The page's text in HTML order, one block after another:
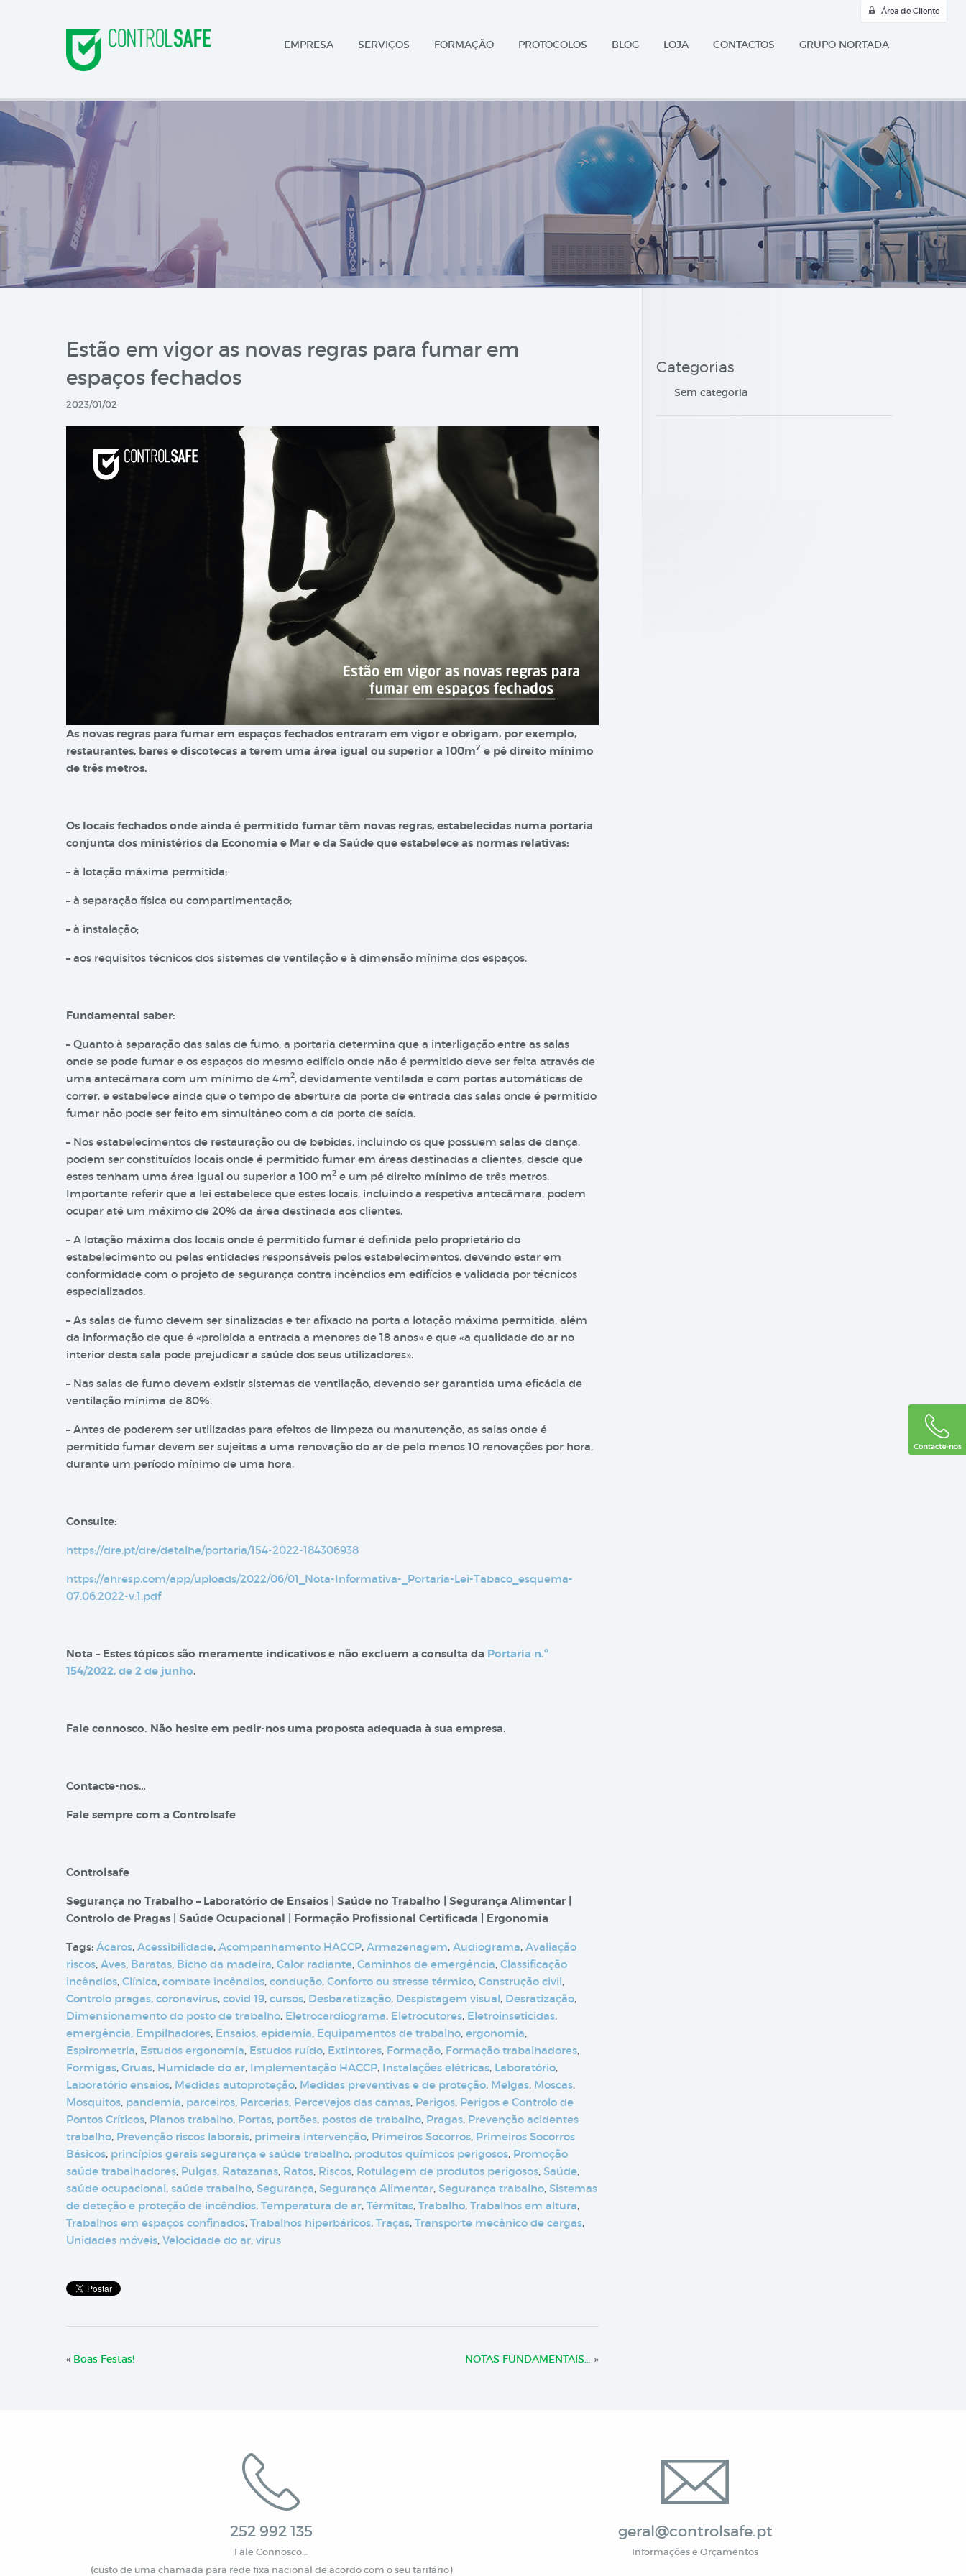
Área de Cliente
EMPRESA SERVIÇOS FORMAÇÃO PROTOCOLOS BLOG LOJA CONTACTOS GRUPO NORTADA
Estão em vigor as novas regras para fumar em
espaços fechados
2023/01/02
As novas regras para fumar em espaços fechados entraram em vigor e obrigam, por exemplo,
restaurantes, bares e discotecas a terem uma área igual ou superior a 100m2 e pé direito mínimo
de três metros.
Os locais fechados onde ainda é permitido fumar têm novas regras, estabelecidas numa portaria
conjunta dos ministérios da Economia e Mar e da Saúde que estabelece as normas relativas:
– à lotação máxima permitida;
– à separação física ou compartimentação;
– à instalação;
– aos requisitos técnicos dos sistemas de ventilação e à dimensão mínima dos espaços.
Fundamental saber:
– Quanto à separação das salas de fumo, a portaria determina que a interligação entre as salas
onde se pode fumar e os espaços do mesmo edifício onde não é permitido deve ser feita através de
uma antecâmara com um mínimo de 4m2, devidamente ventilada e com portas automáticas de
correr, e estabelece ainda que o tempo de abertura da porta de entrada das salas onde é permitido
fumar não pode ser feito em simultâneo com a da porta de saída.
– Nos estabelecimentos de restauração ou de bebidas, incluindo os que possuem salas de dança,
podem ser constituídos locais onde é permitido fumar em áreas destinadas a clientes, desde que
estes tenham uma área igual ou superior a 100 m2 e um pé direito mínimo de três metros.
Importante referir que a lei estabelece que estes locais, incluindo a respetiva antecâmara, podem
ocupar até um máximo de 20% da área destinada aos clientes.
– A lotação máxima dos locais onde é permitido fumar é definida pelo proprietário do
estabelecimento ou pelas entidades responsáveis pelos estabelecimentos, devendo estar em
conformidade com o projeto de segurança contra incêndios em edifícios e validada por técnicos
especializados.
– As salas de fumo devem ser sinalizadas e ter afixado na porta a lotação máxima permitida, além
da informação de que é «proibida a entrada a menores de 18 anos» e que «a qualidade do ar no
interior desta sala pode prejudicar a saúde dos seus utilizadores».
– Nas salas de fumo devem existir sistemas de ventilação, devendo ser garantida uma eficácia de
ventilação mínima de 80%.
– Antes de poderem ser utilizadas para efeitos de limpeza ou manutenção, as salas onde é
permitido fumar devem ser sujeitas a uma renovação do ar de pelo menos 10 renovações por hora,
durante um período mínimo de uma hora.
Consulte:
https://dre.pt/dre/detalhe/portaria/154-2022-184306938
https://ahresp.com/app/uploads/2022/06/01_Nota-Informativa-_Portaria-Lei-Tabaco_esquema-
07.06.2022-v.1.pdf
Nota – Estes tópicos são meramente indicativos e não excluem a consulta da Portaria n.º
154/2022, de 2 de junho.
Fale connosco. Não hesite em pedir-nos uma proposta adequada à sua empresa.
Contacte-nos…
Fale sempre com a Controlsafe
Controlsafe
Segurança no Trabalho – Laboratório de Ensaios | Saúde no Trabalho | Segurança Alimentar |
Controlo de Pragas | Saúde Ocupacional | Formação Profissional Certificada | Ergonomia
Tags: Ácaros, Acessibilidade, Acompanhamento HACCP, Armazenagem, Audiograma, Avaliação
riscos, Aves, Baratas, Bicho da madeira, Calor radiante, Caminhos de emergência, Classificação
incêndios, Clínica, combate incêndios, condução, Conforto ou stresse térmico, Construção civil,
Controlo pragas, coronavírus, covid 19, cursos, Desbaratização, Despistagem visual, Desratização,
Dimensionamento do posto de trabalho, Eletrocardiograma, Eletrocutores, Eletroinseticidas,
emergência, Empilhadores, Ensaios, epidemia, Equipamentos de trabalho, ergonomia,
Espirometria, Estudos ergonomia, Estudos ruído, Extintores, Formação, Formação trabalhadores,
Formigas, Gruas, Humidade do ar, Implementação HACCP, Instalações elétricas, Laboratório,
Laboratório ensaios, Medidas autoproteção, Medidas preventivas e de proteção, Melgas, Moscas,
Mosquitos, pandemia, parceiros, Parcerias, Percevejos das camas, Perigos, Perigos e Controlo de
Pontos Críticos, Planos trabalho, Portas, portões, postos de trabalho, Pragas, Prevenção acidentes
trabalho, Prevenção riscos laborais, primeira intervenção, Primeiros Socorros, Primeiros Socorros
Básicos, princípios gerais segurança e saúde trabalho, produtos químicos perigosos, Promoção
saúde trabalhadores, Pulgas, Ratazanas, Ratos, Riscos, Rotulagem de produtos perigosos, Saúde,
saúde ocupacional, saúde trabalho, Segurança, Segurança Alimentar, Segurança trabalho, Sistemas
de deteção e proteção de incêndios, Temperatura de ar, Térmitas, Trabalho, Trabalhos em altura,
Trabalhos em espaços confinados, Trabalhos hiperbáricos, Traças, Transporte mecânico de cargas,
Unidades móveis, Velocidade do ar, vírus
« Boas Festas! NOTAS FUNDAMENTAIS… »
Categorias
Sem categoria
252 992 135
Fale Connosco…
(custo de uma chamada para rede fixa nacional de acordo com o seu tarifário)
geral@controlsafe.pt
Informações e Orçamentos